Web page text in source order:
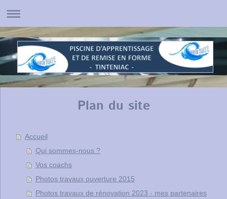
Plan du site
Accueil
Qui sommes-nous ?
Vos coachs
Photos travaux ouverture 2015
Photos travaux de rénovation 2023 - mes partenaires